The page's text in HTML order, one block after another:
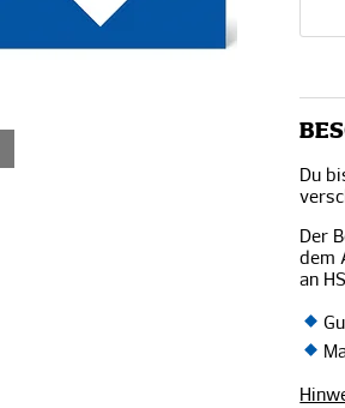
Du
Der
dem
an